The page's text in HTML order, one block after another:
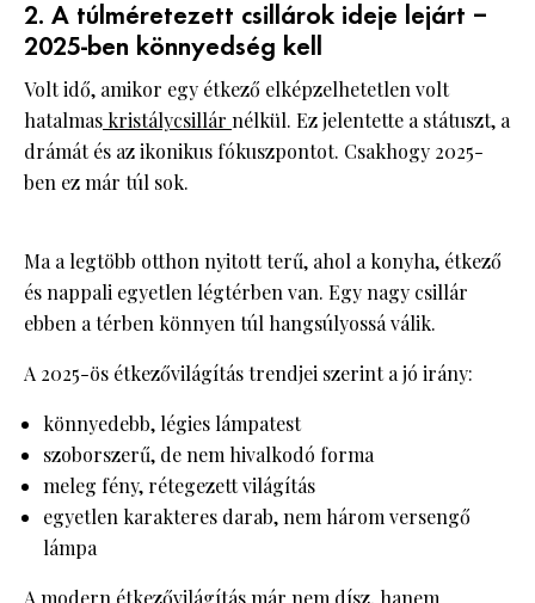
2. A túlméretezett csillárok ideje lejárt –
2025-ben könnyedség kell
Volt idő, amikor egy étkező elképzelhetetlen volt
hatalmas kristálycsillár nélkül. Ez jelentette a státuszt, a
drámát és az ikonikus fókuszpontot. Csakhogy 2025-
ben ez már túl sok.
Ma a legtöbb otthon nyitott terű, ahol a konyha, étkező
és nappali egyetlen légtérben van. Egy nagy csillár
ebben a térben könnyen túl hangsúlyossá válik.
A 2025-ös étkezővilágítás trendjei szerint a jó irány:
könnyedebb, légies lámpatest
szoborszerű, de nem hivalkodó forma
meleg fény, rétegezett világítás
egyetlen karakteres darab, nem három versengő
lámpa